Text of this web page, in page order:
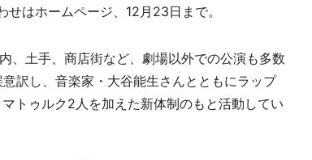
はホームページ、12月23日まで。
土手、商店街など、劇場以外での公演も多数
訳し、音楽家・大谷能生さんとともにラップ
トゥルク2人を加えた新体制のもと活動してい